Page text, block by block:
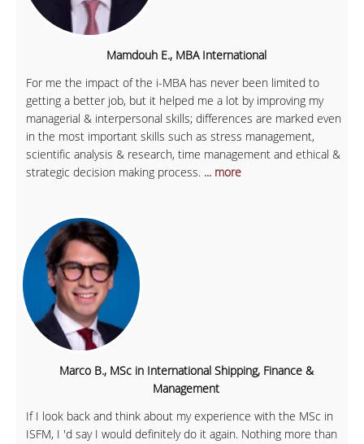
Mamdouh E., MBA International
For me the impact of the i-MBA has never been limited to
getting a better job, but it helped me a lot by improving my
managerial & interpersonal skills; differences are marked even
in the most important skills such as stress management,
scientific analysis & research, time management and ethical &
strategic decision making process. ... more
Marco B., MSc in International Shipping, Finance &
Management
If I look back and think about my experience with the MSc in
ISFM, I 'd say I would definitely do it again. Nothing more than